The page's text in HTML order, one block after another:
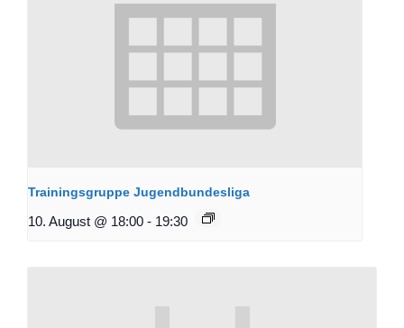
Trainingsgruppe Jugendbundesliga
10. August @ 18:00 - 19:30